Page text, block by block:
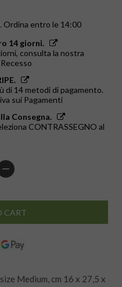
Ordina entro le 14:00
14 giorni.
consulta la nostra
di 14 metodi di pagamento.
sui Pagamenti
Consegna.
CONTRASSEGNO al
CART
Medium, cm 16 x 27,5 x